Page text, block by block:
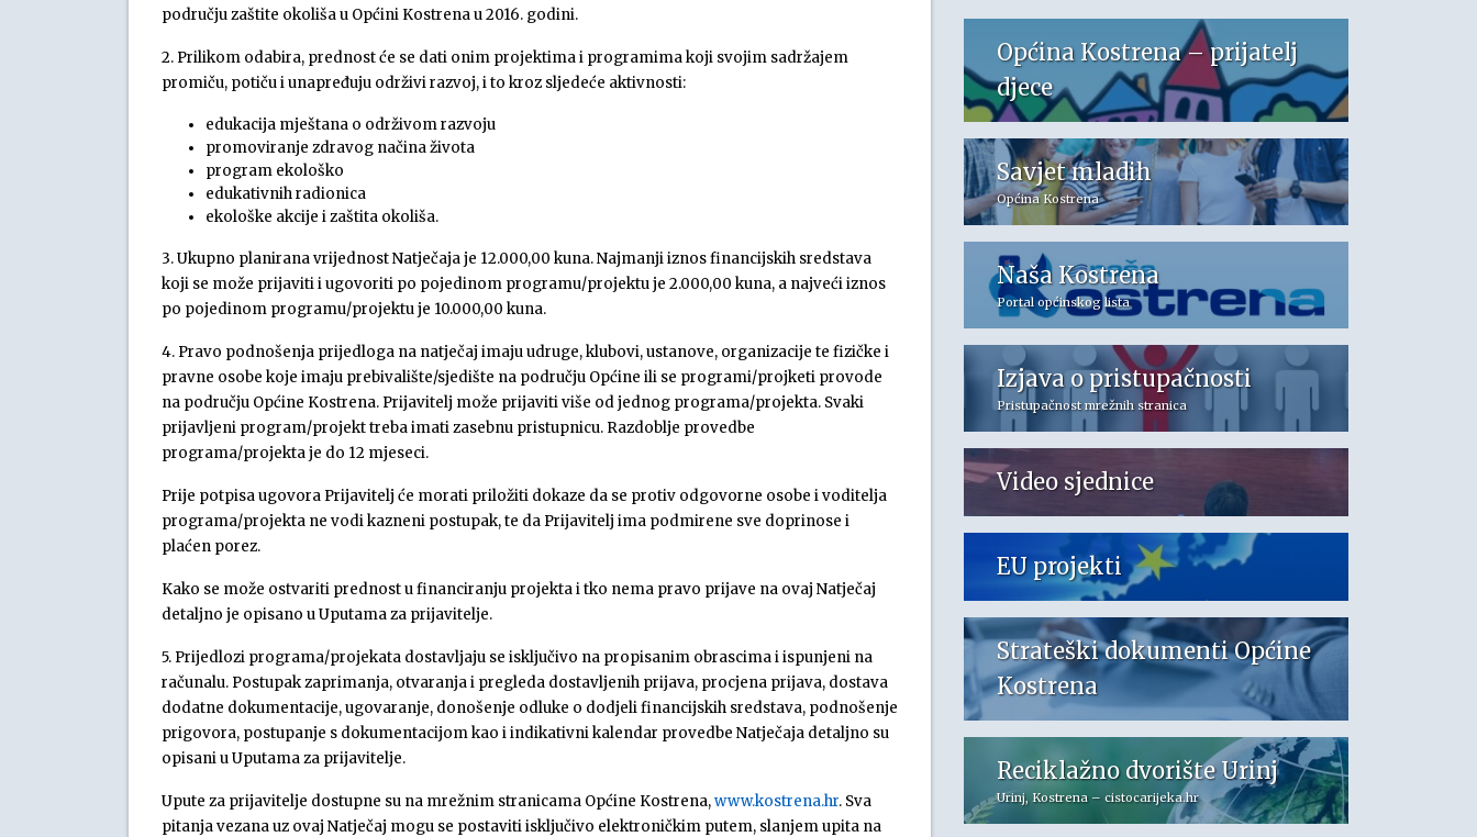
području zaštite okoliša u Općini Kostrena u 2016. godini.
2. Prilikom odabira, prednost će se dati onim projektima i programima koji svojim sadržajem
promiču, potiču i unapređuju održivi razvoj, i to kroz sljedeće aktivnosti:
edukacija mještana o održivom razvoju
promoviranje zdravog načina života
program ekološko
edukativnih radionica
ekološke akcije i zaštita okoliša.
3. Ukupno planirana vrijednost Natječaja je 12.000,00 kuna. Najmanji iznos financijskih sredstava
koji se može prijaviti i ugovoriti po pojedinom programu/projektu je 2.000,00 kuna, a najveći iznos
po pojedinom programu/projektu je 10.000,00 kuna.
4. Pravo podnošenja prijedloga na natječaj imaju udruge, klubovi, ustanove, organizacije te fizičke i
pravne osobe koje imaju prebivalište/sjedište na području Općine ili se programi/projketi provode
na području Općine Kostrena. Prijavitelj može prijaviti više od jednog programa/projekta. Svaki
prijavljeni program/projekt treba imati zasebnu pristupnicu. Razdoblje provedbe
programa/projekta je do 12 mjeseci.
Prije potpisa ugovora Prijavitelj će morati priložiti dokaze da se protiv odgovorne osobe i voditelja
programa/projekta ne vodi kazneni postupak, te da Prijavitelj ima podmirene sve doprinose i
plaćen porez.
Kako se može ostvariti prednost u financiranju projekta i tko nema pravo prijave na ovaj Natječaj
detaljno je opisano u Uputama za prijavitelje.
5. Prijedlozi programa/projekata dostavljaju se isključivo na propisanim obrascima i ispunjeni na
računalu. Postupak zaprimanja, otvaranja i pregleda dostavljenih prijava, procjena prijava, dostava
dodatne dokumentacije, ugovaranje, donošenje odluke o dodjeli financijskih sredstava, podnošenje
prigovora, postupanje s dokumentacijom kao i indikativni kalendar provedbe Natječaja detaljno su
opisani u Uputama za prijavitelje.
Upute za prijavitelje dostupne su na mrežnim stranicama Općine Kostrena,www.kostrena.hr. Sva
pitanja vezana uz ovaj Natječaj mogu se postaviti isključivo elektroničkim putem, slanjem upita na
Općina Kostrena – prijatelj
djece
Savjet mladih
Općina Kostrena
Naša Kostrena
Portal općinskog lista
Izjava o pristupačnosti
Pristupačnost mrežnih stranica
Video sjednice
EU projekti
Strateški dokumenti Općine
Kostrena
Reciklažno dvorište Urinj
Urinj, Kostrena – cistocarijeka.hr